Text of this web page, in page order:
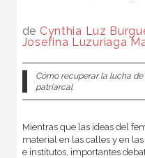
de Cynthia Luz
Josefina Luzuriaga
Cómo recuperar la lucha
patriarcal
Mientras que las ideas del
material en las calles y en
e institutos, importantes